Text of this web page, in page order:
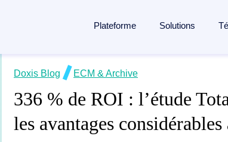
Plateforme
Doxis Intelligent Content Automation
Réunissez l'ensemble du cycle de vie
Découvrir la plateforme →
Solutions
Cas d’usage
Gestion documentaire
Automatisation des factures
À propos de Doxis
À propos de Doxis
Direction
Doxis Blog ECM & Archive
336 % de ROI : l’étude
les avantages